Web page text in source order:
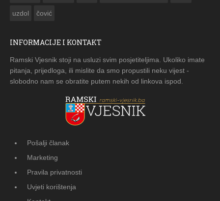
uzdol čović
INFORMACIJE I KONTAKT
Ramski Vjesnik stoji na usluzi svim posjetiteljima. Ukoliko imate
pitanja, prijedloga, ili mislite da smo propustili neku vijest -
slobodno nam se obratite putem nekih od linkova ispod.
Pošalji članak
Marketing
Pravila privatnosti
Uvjeti korištenja